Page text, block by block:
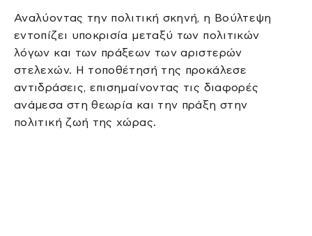
Αναλύοντας την πολιτική σκηνή, η Βούλτεψη
εντοπίζει υποκρισία μεταξύ των πολιτικών
λόγων και των πράξεων των αριστερών
στελεχών. Η τοποθέτησή της προκάλεσε
αντιδράσεις, επισημαίνοντας τις διαφορές
ανάμεσα στη θεωρία και την πράξη στην
πολιτική ζωή της χώρας.